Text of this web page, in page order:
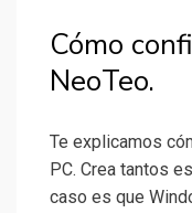
Cómo
NeoTeo.
Te explicamos
PC. Crea tantos
caso es que